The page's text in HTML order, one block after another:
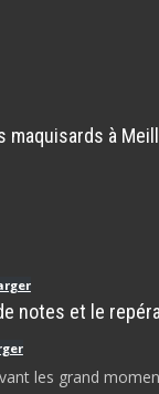
maquisards à
notes et le
les grand